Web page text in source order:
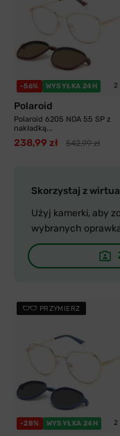
-56% WYSYŁKA 24H 2
Polaroid
Polaroid 6205 NOA 55 SP z
nakładką...
238,99 zł 542,99 zł
Skorzystaj z
Użyj kamerki, aby
wybranych
PRZYMIERZ
-28% WYSYŁKA 24H 2